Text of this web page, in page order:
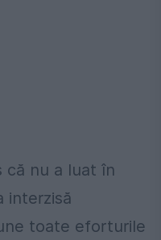
că nu a luat în
interzisă
toate eforturile